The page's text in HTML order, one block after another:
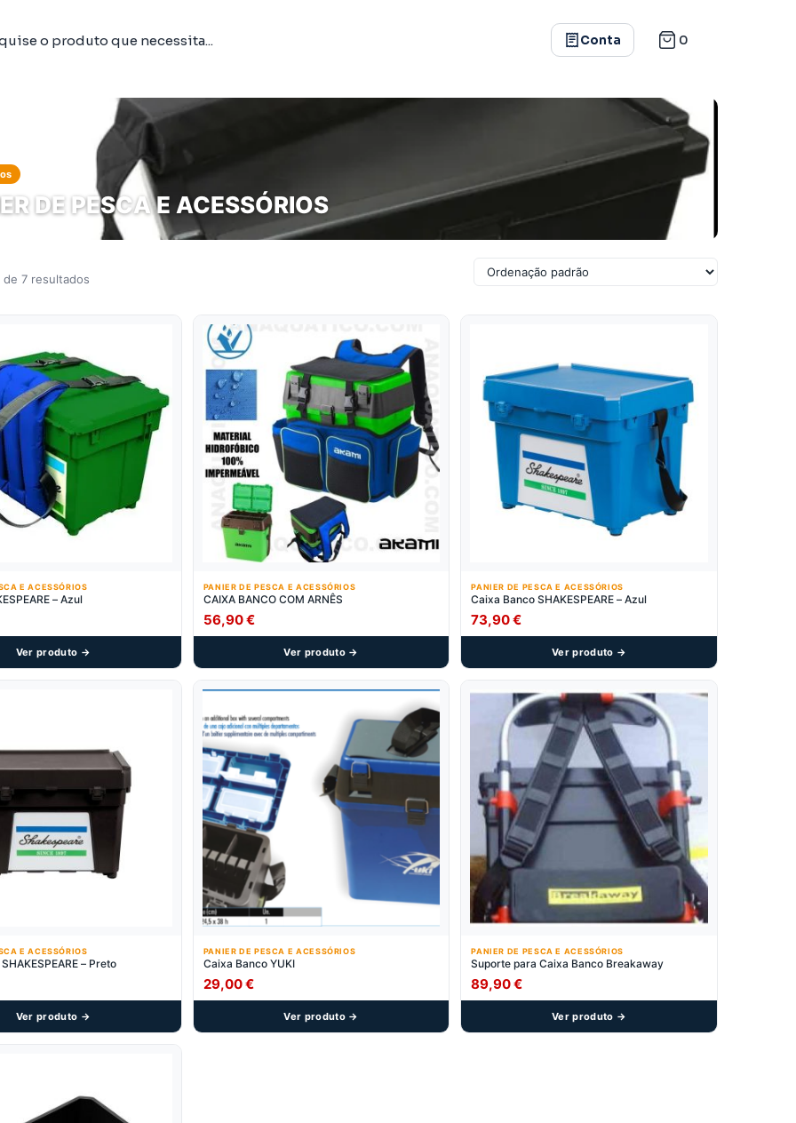
Conta 0
DE PESCA E ACESSÓRIOS
de 7 resultados
E ACESSÓRIOS
ARNÊS SHAKESPEARE – Azul
Ver produto →
PANIER DE PESCA E ACESSÓRIOS
CAIXA BANCO COM ARNÊS
56,90€
Ver produto →
PANIER DE PESCA E ACESSÓRIOS
Caixa Banco SHAKESPEARE – Azul
73,90€
Ver produto →
E ACESSÓRIOS
Caixa Banco SHAKESPEARE – Preto
Ver produto →
PANIER DE PESCA E ACESSÓRIOS
Caixa Banco YUKI
29,00€
Ver produto →
PANIER DE PESCA E ACESSÓRIOS
Suporte para Caixa Banco Breakaway
89,90€
Ver produto →